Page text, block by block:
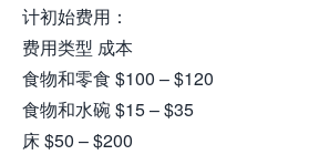
计初始费用：
费用类型 成本
食物和零食 $100 – $120
食物和水碗 $15 – $35
床 $50 – $200